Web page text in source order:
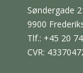
Søndergade
9900
Tlf.: +45 20
CVR: